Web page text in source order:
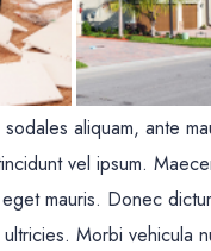
aliquam, ante
vel ipsum.
mauris. Donec
Morbi vehicula